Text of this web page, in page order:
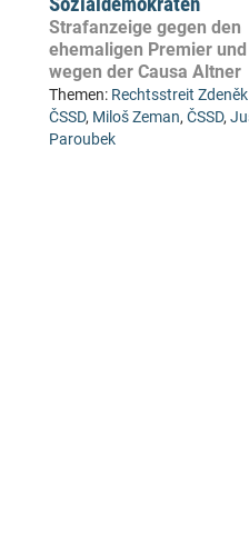
Strafanzeige gegen den
ehemaligen Premier
wegen der Causa Altner
Themen: Rechtsstreit
ČSSD, Miloš Zeman, ČSSD,
Paroubek